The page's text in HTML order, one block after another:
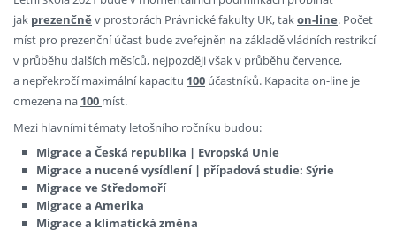
jak prezenčně v prostorách Právnické fakulty UK, takon-line. Počet
míst pro prezenční účast bude zveřejněn na základě vládních restrikcí
v průběhu dalších měsíců, nejpozději však v průběhu července,
a nepřekročí maximální kapacitu 100 účastníků. Kapacita on-line je
omezena na 100 míst.
Mezi hlavními tématy letošního ročníku budou:
Migrace a Česká republika | Evropská Unie
Migrace a nucené vysídlení | případová studie: Sýrie
Migrace ve Středomoří
Migrace a Amerika
Migrace a klimatická změna